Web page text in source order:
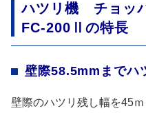
ハツリ機 チョッ
FC-200Ⅱの特長
壁際58.5mmまでハ
壁際のハツリ残し幅を45